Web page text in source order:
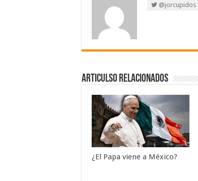
@jorcupidos
Articulso Relacionados
¿El Papa viene a México?